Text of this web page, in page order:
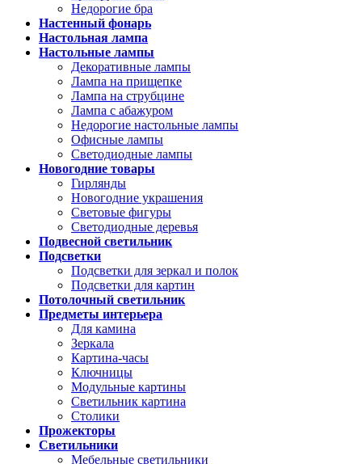
Недорогие бра
Настенный фонарь
Настольная лампа
Настольные лампы
Декоративные лампы
Лампа на прищепке
Лампа на струбцине
Лампа с абажуром
Недорогие настольные лампы
Офисные лампы
Светодиодные лампы
Новогодние товары
Гирлянды
Новогодние украшения
Световые фигуры
Светодиодные деревья
Подвесной светильник
Подсветки
Подсветки для зеркал и полок
Подсветки для картин
Потолочный светильник
Предметы интерьера
Для камина
Зеркала
Картина-часы
Ключницы
Модульные картины
Светильник картина
Столики
Прожекторы
Светильники
Мебельные светильники